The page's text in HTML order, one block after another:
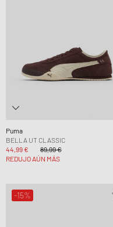
Puma
BELLA UT CLASSIC
44,99 €
89,99 €
REDUJO AÚN MÁS
-15%